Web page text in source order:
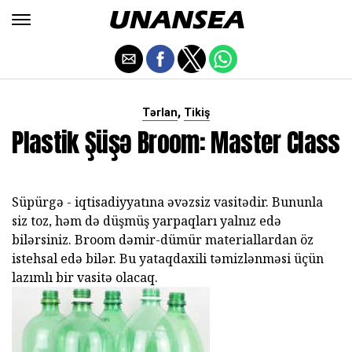
Tərlan, Tikiş
Plastik Şüşə Broom: Master Class
Süpürgə - iqtisadiyyatına əvəzsiz vasitədir. Bununla
siz toz, həm də düşmüş yarpaqları yalnız edə
bilərsiniz. Broom dəmir-dümür materiallardan öz
istehsal edə bilər. Bu yataqdaxili təmizlənməsi üçün
lazımlı bir vasitə olacaq.